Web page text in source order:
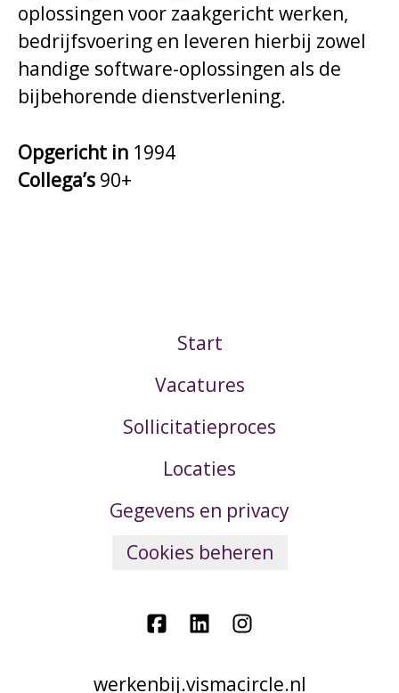
oplossingen voor zaakgericht werken,
bedrijfsvoering en leveren hierbij zowel
handige software-oplossingen als de
bijbehorende dienstverlening.
Opgericht in 1994
Collega’s 90+
Start
Vacatures
Sollicitatieproces
Locaties
Gegevens en privacy
Cookies beheren
werkenbij.vismacircle.nl